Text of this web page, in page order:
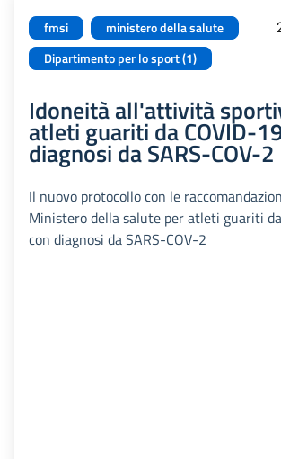
fmsi
ministero della salute
Dipartimento per lo sport (1)
Idoneità all'attività
atleti guariti da COVID-
diagnosi da SARS-COV-2
Il nuovo protocollo con le
Ministero della salute per atleti guariti
con diagnosi da SARS-COV-2